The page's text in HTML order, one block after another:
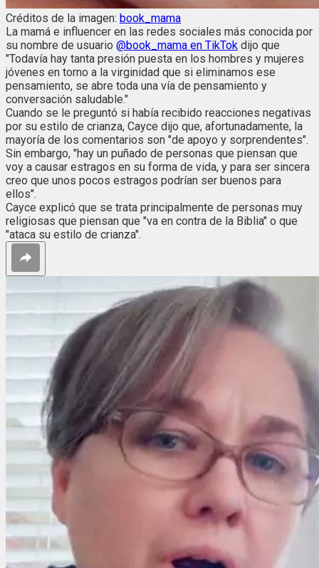
Créditos de la imagen: book_mama
La mamá e influencer en las redes sociales más conocida por
su nombre de usuario @book_mama en TikTok dijo que
"Todavía hay tanta presión puesta en los hombres y mujeres
jóvenes en torno a la virginidad que si eliminamos ese
pensamiento, se abre toda una vía de pensamiento y
conversación saludable."
Cuando se le preguntó si había recibido reacciones negativas
por su estilo de crianza, Cayce dijo que, afortunadamente, la
mayoría de los comentarios son "de apoyo y sorprendentes".
Sin embargo, "hay un puñado de personas que piensan que
voy a causar estragos en su forma de vida, y para ser sincera
creo que unos pocos estragos podrían ser buenos para
ellos".
Cayce explicó que se trata principalmente de personas muy
religiosas que piensan que "va en contra de la Biblia" o que
"ataca su estilo de crianza".